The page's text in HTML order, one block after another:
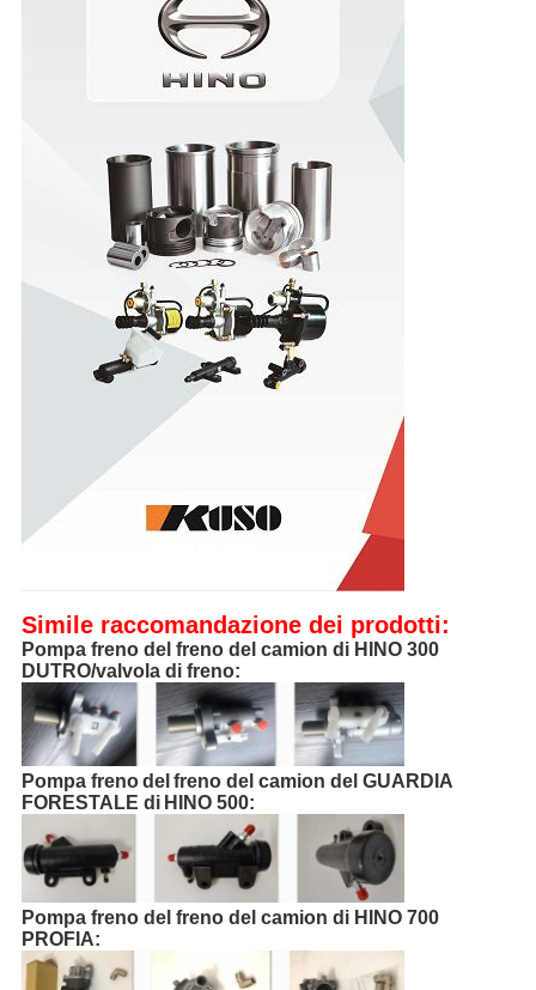
Simile raccomandazione dei prodotti:
Pompa freno del freno del camion di HINO 300
DUTRO/valvola di freno:
Pompa frenodel freno del camion del GUARDIA
FORESTALE di HINO 500:
Pompa freno del freno del camion di HINO 700
PROFIA: